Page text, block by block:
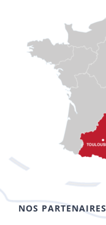
NOS PARTENAIRES